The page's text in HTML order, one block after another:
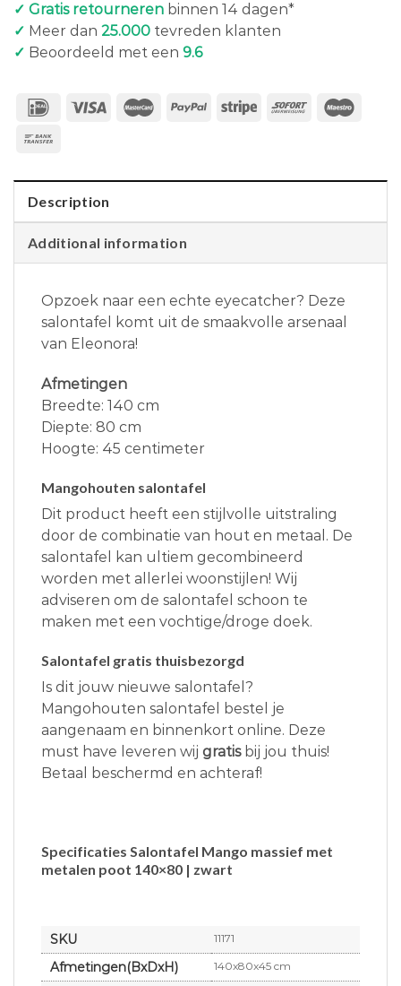
✓ Gratis retourneren binnen 14 dagen*
✓ Meer dan 25.000 tevreden klanten
✓ Beoordeeld met een 9.6
Description
Additional information
Opzoek naar een echte eyecatcher? Deze
salontafel komt uit de smaakvolle arsenaal
van Eleonora!
Afmetingen
Breedte: 140 cm
Diepte: 80 cm
Hoogte: 45 centimeter
Mangohouten salontafel
Dit product heeft een stijlvolle uitstraling
door de combinatie van hout en metaal. De
salontafel kan ultiem gecombineerd
worden met allerlei woonstijlen! Wij
adviseren om de salontafel schoon te
maken met een vochtige/droge doek.
Salontafel gratis thuisbezorgd
Is dit jouw nieuwe salontafel?
Mangohouten salontafel bestel je
aangenaam en binnenkort online. Deze
must have leveren wij gratis bij jou thuis!
Betaal beschermd en achteraf!
Specificaties Salontafel Mango massief met
metalen poot 140×80 | zwart
SKU 11171
Afmetingen(BxDxH) 140x80x45 cm